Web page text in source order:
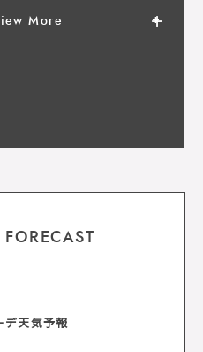
More
デ天気予報